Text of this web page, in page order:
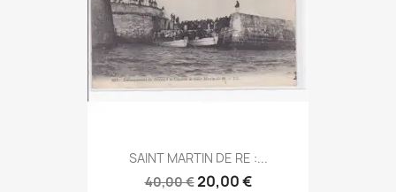
SAINT MARTIN DE RE :...
40,00 €20,00 €